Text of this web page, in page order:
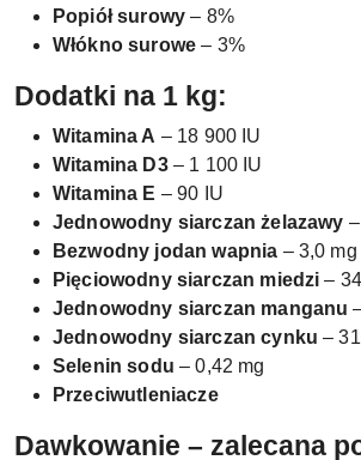
Popiół surowy – 8%
Włókno surowe – 3%
Dodatki na 1 kg:
Witamina A – 18 900 IU
Witamina D3– 1 100 IU
Witamina E – 90 IU
Jednowodny siarczan żelazawy
Bezwodny jodan wapnia – 3,0 mg
Pięciowodny siarczan miedzi –
Jednowodny siarczan manganu
Jednowodny siarczan cynku –
Selenin sodu – 0,42 mg
Przeciwutleniacze
Dawkowanie – zalecana